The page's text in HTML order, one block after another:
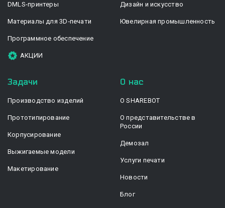
DMLS-принтеры
Материалы для 3D‑печати
Программное обеспечение
АКЦИИ
Дизайн и искусство
Ювелирная промышленность
Задачи
Производство изделий
Прототипирование
Корпусирование
Выжигаемые модели
Макетирование
О нас
О SHAREBOT
О представительстве в
России
Демозал
Услуги печати
Новости
Блог